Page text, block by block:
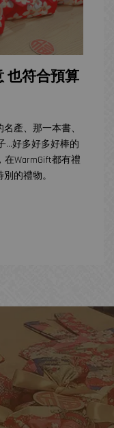
也符合預算
產、那一本書、
...好多好多好棒的
WarmGift都有禮
的禮物。